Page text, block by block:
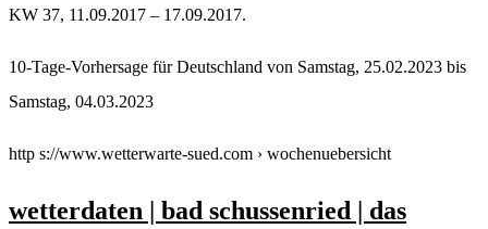
KW 37, 11.09.2017 – 17.09.2017.
10-Tage-Vorhersage für Deutschland von Samstag, 25.02.2023 bis
Samstag, 04.03.2023
http s://www.wetterwarte-sued.com › wochenuebersicht
wetterdaten | bad schussenried | das